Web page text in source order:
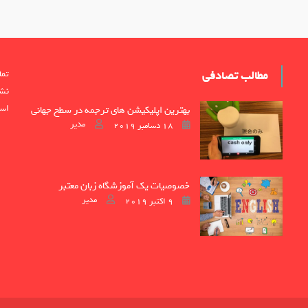
مطالب تصادفی
بهترین اپلیکیشن های ترجمه در سطح جهانی
Posted on
18 دسامبر 2019 Author
مدیر
خصوصیات یک آموزشگاه زبان معتبر
Posted on
9 اکتبر 2019 Author
مدیر